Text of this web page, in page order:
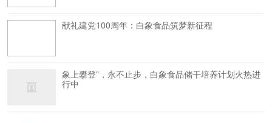
献礼建党100周年：白象食品筑梦新征程
象上攀登”，永不止步，白象食品储干培养计划火热进
行中